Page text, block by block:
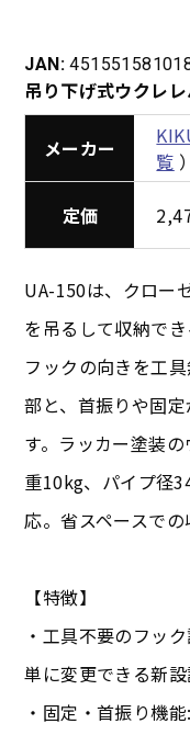
JAN:
吊り下げ式ウクレ
メーカー
覧 ）
定価
UA-150は、クロー
を吊るして収納でき
フックの向きを工
部と、首振りや固
す。ラッカー塗装
重10kg、パイプ径
応。省スペースでの
【特徴】
・工具不要のフッ
単に変更できる新設
・固定・首振り機